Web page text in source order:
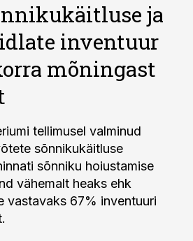
ja
inventuur
mõningast
tellimusel valminud
sõnnikukäitluse
sõnniku hoiustamise
vähemalt heaks ehk
vastavaks 67% inventuuri